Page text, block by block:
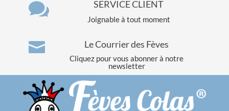
 SERVICE CLIENT
Joignable à tout moment
 Le Courrier des Fèves
Cliquez pour vous abonner à notre
newsletter